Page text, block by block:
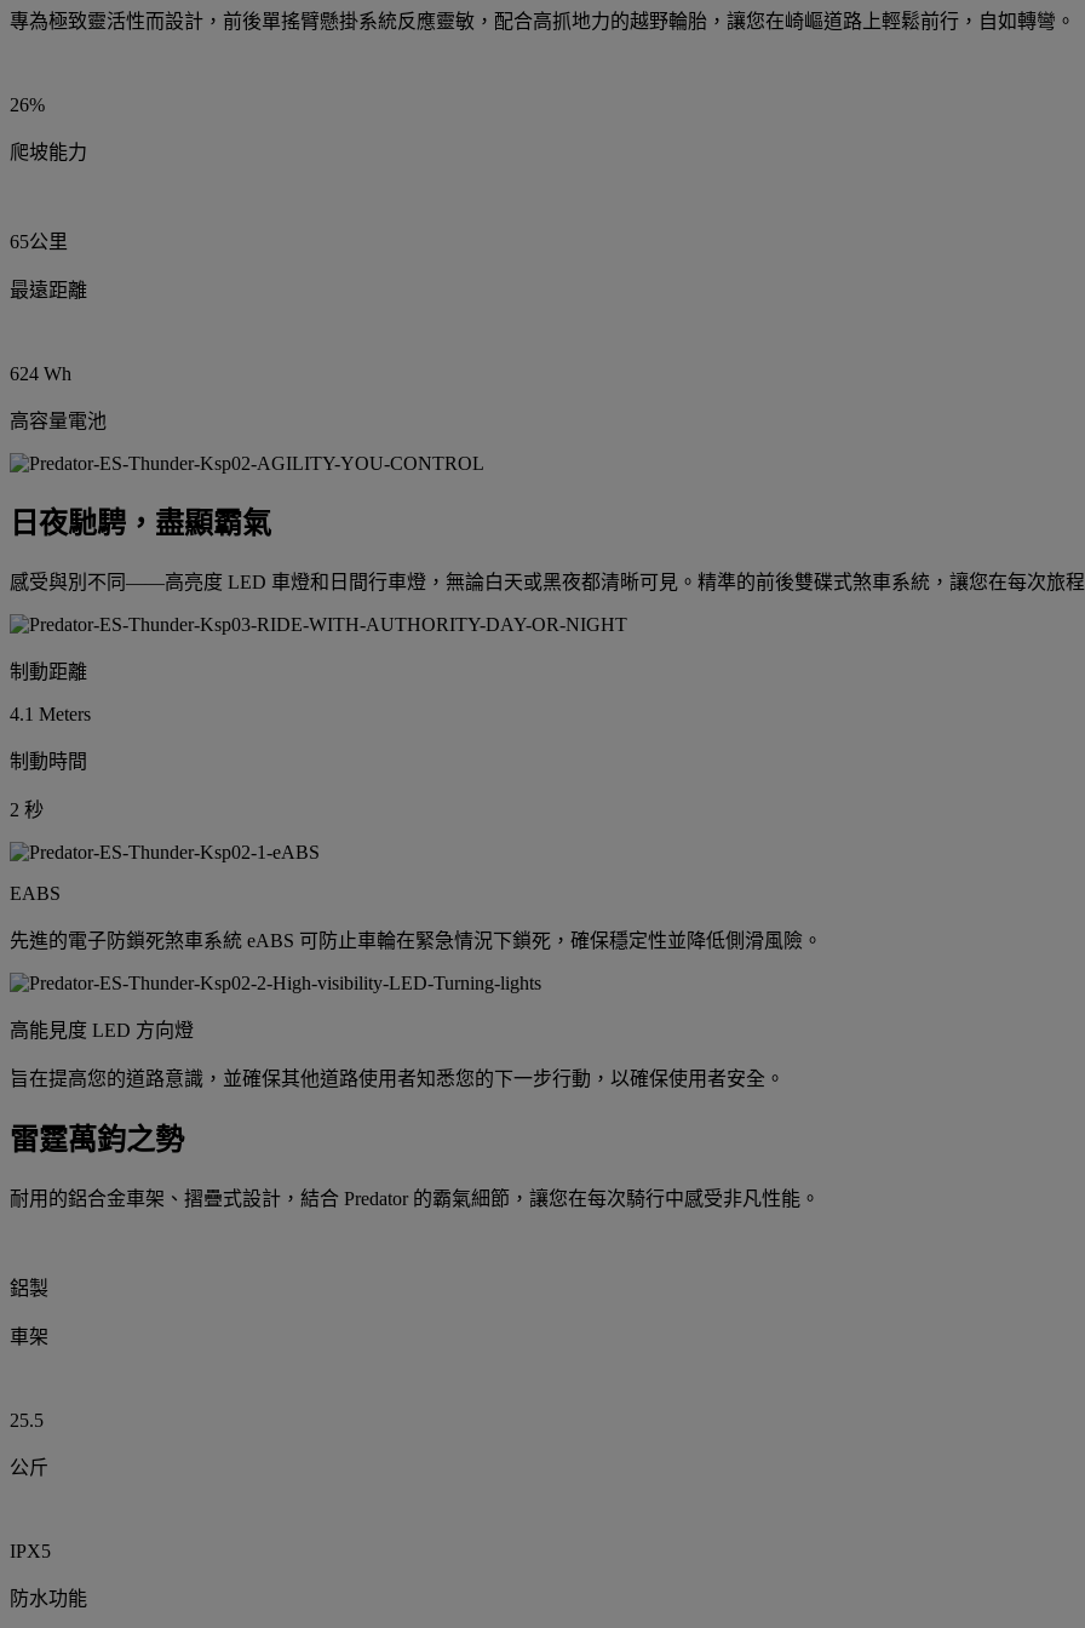
專為極致靈活性而設計，前後單搖臂懸掛系統反應靈敏，配合高抓地力的越野輪胎，讓您在崎嶇道路上輕鬆前行，自如轉彎。
26%
爬坡能力
65公里
最遠距離
624 Wh
高容量電池
日夜馳騁，盡顯霸氣
感受與別不同——高亮度 LED 車燈和日間行車燈，無論白天或黑夜都清晰可見。精準的前後雙碟式煞車系統，讓您在每次旅程
制動距離
4.1 Meters
制動時間
2 秒
EABS
先進的電子防鎖死煞車系統 eABS 可防止車輪在緊急情況下鎖死，確保穩定性並降低側滑風險。
高能見度 LED 方向燈
旨在提高您的道路意識，並確保其他道路使用者知悉您的下一步行動，以確保使用者安全。
雷霆萬鈞之勢
耐用的鋁合金車架、摺疊式設計，結合 Predator 的霸氣細節，讓您在每次騎行中感受非凡性能。
鋁製
車架
25.5
公斤
IPX5
防水功能